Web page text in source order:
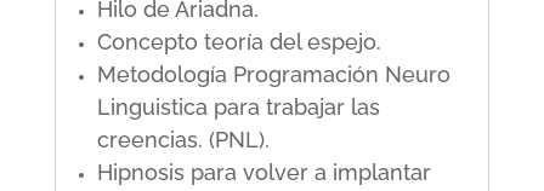
Hilo de Ariadna.
Concepto teoría del espejo.
Metodología Programación Neuro
Linguistica para trabajar las
creencias. (PNL).
Hipnosis para volver a implantar